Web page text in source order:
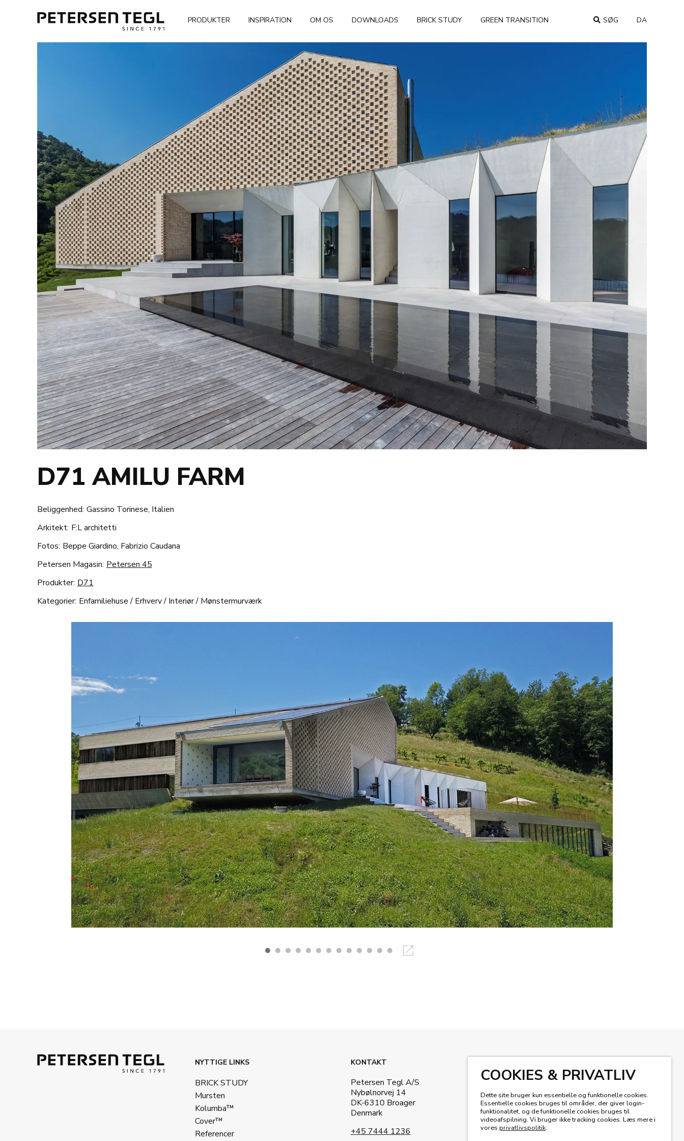
PRODUKTER INSPIRATION OM OS DOWNLOADS BRICK STUDY GREEN TRANSITION SØG DA
COOKIES & PRIVATLIV
Dette site bruger kun essentielle og funktionelle cookies.
Essentielle cookies bruges til områder, der giver login-
funktionalitet, og de funktionelle cookies bruges til
videoafspilning. Vi bruger ikke tracking cookies. Læs mere i
vores privatlivspolitik.
D71 AMILU FARM
Beliggenhed: Gassino Torinese, Italien
Arkitekt: F:L architetti
Fotos: Beppe Giardino, Fabrizio Caudana
Petersen Magasin: Petersen 45
Produkter: D71
Kategorier: Enfamiliehuse / Erhverv/ Interiør/ Mønstermurværk
NYTTIGE LINKS
BRICK STUDY
Mursten
Kolumba™
Cover™
Referencer
KONTAKT
Petersen Tegl A/S
Nybølnorvej 14
DK-6310 Broager
Denmark
+45 7444 1236